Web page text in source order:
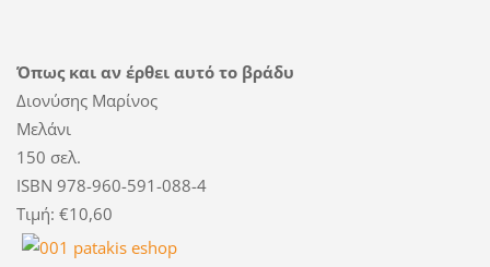
Όπως και αν έρθει αυτό το βράδυ
Διονύσης Μαρίνος
Μελάνι
150 σελ.
ISBN 978-960-591-088-4
Τιμή: €10,60